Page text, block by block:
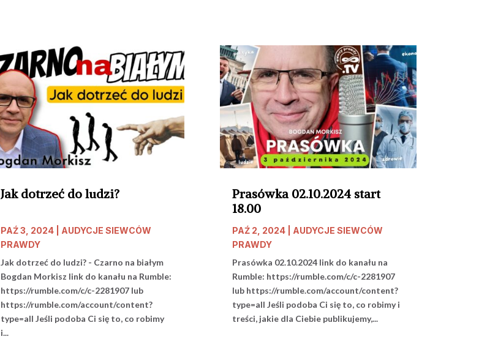
Jak dotrzeć do ludzi?
PAŹ 3, 2024| AUDYCJE SIEWCÓW
PRAWDY
Jak dotrzeć do ludzi? - Czarno na białym
Bogdan Morkisz link do kanału na Rumble:
https://rumble.com/c/c-2281907 lub
https://rumble.com/account/content?
type=all Jeśli podoba Ci się to, co robimy
i...
Prasówka 02.10.2024 start
18.00
PAŹ 2, 2024| AUDYCJE SIEWCÓW
PRAWDY
Prasówka 02.10.2024 link do kanału na
Rumble: https://rumble.com/c/c-2281907
lub https://rumble.com/account/content?
type=all Jeśli podoba Ci się to, co robimy i
treści, jakie dla Ciebie publikujemy,...